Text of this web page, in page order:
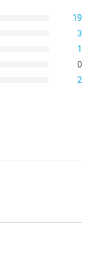
19
3
1
0
2